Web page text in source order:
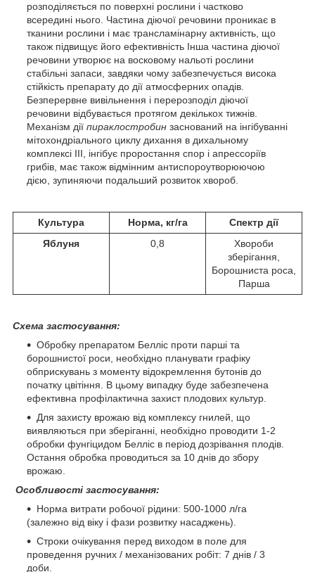
розподіляється по поверхні рослини і частково
всередині нього. Частина діючої речовини проникає в
тканини рослини і має трансламінарну активність, що
також підвищує його ефективність Інша частина діючої
речовини утворює на восковому нальоті рослини
стабільні запаси, завдяки чому забезпечується висока
стійкість препарату до дії атмосферних опадів.
Безперервне вивільнення і перерозподіл діючої
речовини відбувається протягом декількох тижнів.
Механізм дії пираклостробин заснований на інгібуванні
мітохондріального циклу дихання в дихальному
комплексі III, інгібує проростання спор і апрессоріїв
грибів, має також відмінним антиспороутворюючою
дією, зупиняючи подальший розвиток хвороб.
Культура Норма, кг/га
Спектр дії
Яблуня
0,8
Хвороби
зберігання,
Борошниста роса,
Парша
Схема застосування:
Обробку препаратом Белліс проти парші та
борошнистої роси, необхідно планувати графіку
обприскувань з моменту відокремлення бутонів до
початку цвітіння. В цьому випадку буде забезпечена
ефективна профілактична захист плодових культур.
Для захисту врожаю від комплексу гнилей, що
виявляються при зберіганні, необхідно проводити 1-2
обробки фунгіцидом Белліс в період дозрівання плодів.
Остання обробка проводиться за 10 днів до збору
врожаю.
Особливості застосування:
Норма витрати робочої рідини: 500-1000 л/га
(залежно від віку і фази розвитку насаджень).
Строки очікування перед виходом в поле для
проведення ручних / механізованих робіт: 7 днів / 3
доби.